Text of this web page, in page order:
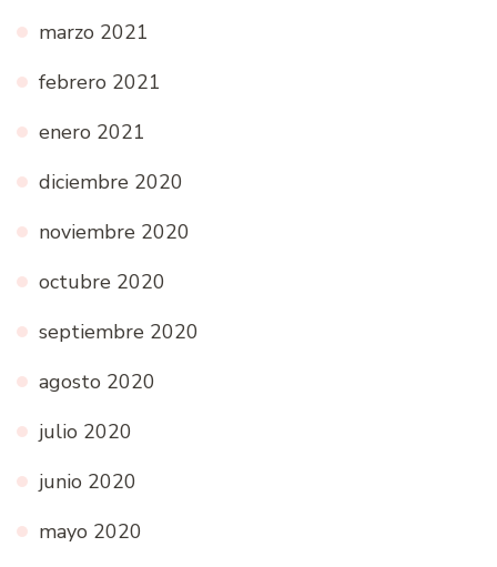
marzo 2021
febrero 2021
enero 2021
diciembre 2020
noviembre 2020
octubre 2020
septiembre 2020
agosto 2020
julio 2020
junio 2020
mayo 2020